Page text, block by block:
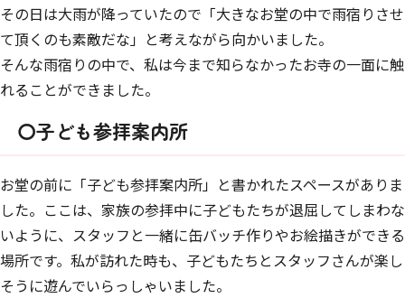
その日は大雨が降っていたので「大きなお堂の中で雨宿りさせ
て頂くのも素敵だな」と考えながら向かいました。
そんな雨宿りの中で、私は今まで知らなかったお寺の一面に触
れることができました。
〇子ども参拝案内所
お堂の前に「子ども参拝案内所」と書かれたスペースがありま
した。ここは、家族の参拝中に子どもたちが退屈してしまわな
いように、スタッフと一緒に缶バッチ作りやお絵描きができる
場所です。私が訪れた時も、子どもたちとスタッフさんが楽し
そうに遊んでいらっしゃいました。